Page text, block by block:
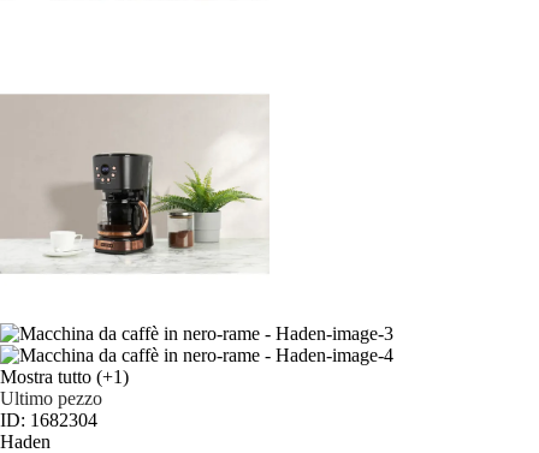
Mostra tutto (+1)
Ultimo pezzo
ID: 1682304
Haden